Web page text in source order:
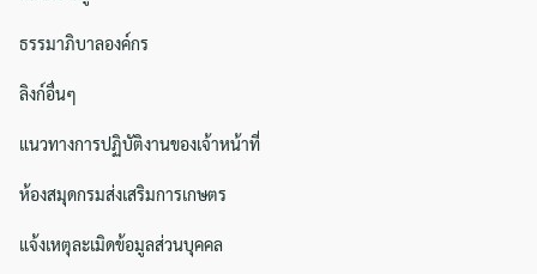
ธรรมาภิบาลองค์กร
ลิงก์อื่นๆ
แนวทางการปฏิบัติงานของเจ้าหน้าที่
ห้องสมุดกรมส่งเสริมการเกษตร
แจ้งเหตุละเมิดข้อมูลส่วนบุคคล